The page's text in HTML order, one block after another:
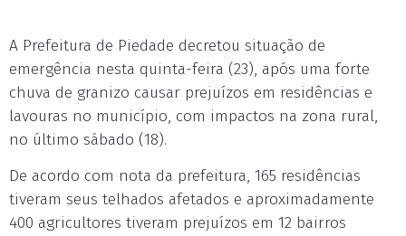
A Prefeitura de Piedade decretou situação de
emergência nesta quinta-feira (23), após uma forte
chuva de granizo causar prejuízos em residências e
lavouras no município, com impactos na zona rural,
no último sábado (18).
De acordo com nota da prefeitura, 165 residências
tiveram seus telhados afetados e aproximadamente
400 agricultores tiveram prejuízos em 12 bairros